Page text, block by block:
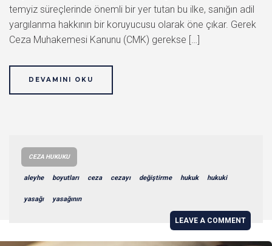
temyiz süreçlerinde önemli bir yer tutan bu ilke, sanığın adil
yargılanma hakkının bir koruyucusu olarak öne çıkar. Gerek
Ceza Muhakemesi Kanunu (CMK) gerekse […]
DEVAMINI OKU
CEZA HUKUKU
aleyhe boyutları ceza cezayı değiştirme hukuk hukuki
yasağı yasağının
LEAVE A COMMENT